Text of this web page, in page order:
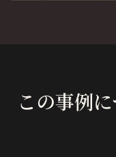
この事例